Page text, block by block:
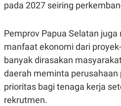
I
KANAL
P
U
A
T
D
A
I
M
G
E
S
pada 2027 seiring
Pemprov Papua Selatan
manfaat ekonomi dari
banyak dirasakan
daerah meminta
prioritas bagi tenaga kerja
rekrutmen.